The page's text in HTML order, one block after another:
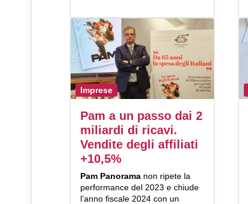
Imprese
Pam a un passo dai 2
miliardi di ricavi.
Vendite degli affiliati
+10,5%
Pam Panorama non ripete la
performance del 2023 e chiude
l’anno fiscale 2024 con un